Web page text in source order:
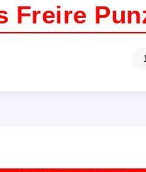
Freire